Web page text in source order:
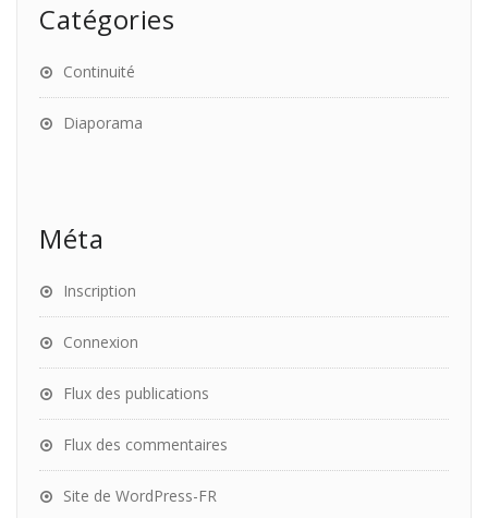
Catégories
Continuité
Diaporama
Méta
Inscription
Connexion
Flux des publications
Flux des commentaires
Site de WordPress-FR